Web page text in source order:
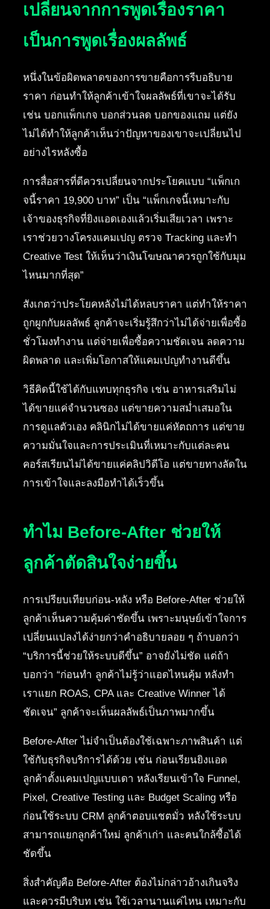
เปลี่ยนจากการพูดเรื่องราคา
เป็นการพูดเรื่องผลลัพธ์
หนึ่งในข้อผิดพลาดของการขายคือการรีบอธิบาย
ราคา ก่อนทำให้ลูกค้าเข้าใจผลลัพธ์ที่เขาจะได้รับ
เช่น บอกแพ็กเกจ บอกส่วนลด บอกของแถม แต่ยัง
ไม่ได้ทำให้ลูกค้าเห็นว่าปัญหาของเขาจะเปลี่ยนไป
อย่างไรหลังซื้อ
การสื่อสารที่ดีควรเปลี่ยนจากประโยคแบบ “แพ็กเก
จนี้ราคา 19,900 บาท” เป็น “แพ็กเกจนี้เหมาะกับ
เจ้าของธุรกิจที่ยิงแอดเองแล้วเริ่มเสียเวลา เพราะ
เราช่วยวางโครงแคมเปญ ตรวจ Tracking และทำ
Creative Test ให้เห็นว่าเงินโฆษณาควรถูกใช้กับมุม
ไหนมากที่สุด”
สังเกตว่าประโยคหลังไม่ได้หลบราคา แต่ทำให้ราคา
ถูกผูกกับผลลัพธ์ ลูกค้าจะเริ่มรู้สึกว่าไม่ได้จ่ายเพื่อซื้อ
ชั่วโมงทำงาน แต่จ่ายเพื่อซื้อความชัดเจน ลดความ
ผิดพลาด และเพิ่มโอกาสให้แคมเปญทำงานดีขึ้น
วิธีคิดนี้ใช้ได้กับแทบทุกธุรกิจ เช่น อาหารเสริมไม่
ได้ขายแค่จำนวนซอง แต่ขายความสม่ำเสมอใน
การดูแลตัวเอง คลินิกไม่ได้ขายแค่หัตถการ แต่ขาย
ความมั่นใจและการประเมินที่เหมาะกับแต่ละคน
คอร์สเรียนไม่ได้ขายแค่คลิปวิดีโอ แต่ขายทางลัดใน
การเข้าใจและลงมือทำได้เร็วขึ้น
ทำไม Before-After ช่วยให้
ลูกค้าตัดสินใจง่ายขึ้น
การเปรียบเทียบก่อน-หลัง หรือ Before-After ช่วยให้
ลูกค้าเห็นความคุ้มค่าชัดขึ้น เพราะมนุษย์เข้าใจการ
เปลี่ยนแปลงได้ง่ายกว่าคำอธิบายลอย ๆ ถ้าบอกว่า
“บริการนี้ช่วยให้ระบบดีขึ้น” อาจยังไม่ชัด แต่ถ้า
บอกว่า “ก่อนทำ ลูกค้าไม่รู้ว่าแอดไหนคุ้ม หลังทำ
เราแยก ROAS, CPA และ Creative Winner ได้
ชัดเจน” ลูกค้าจะเห็นผลลัพธ์เป็นภาพมากขึ้น
Before-After ไม่จำเป็นต้องใช้เฉพาะภาพสินค้า แต่
ใช้กับธุรกิจบริการได้ด้วย เช่น ก่อนเรียนยิงแอด
ลูกค้าตั้งแคมเปญแบบเดา หลังเรียนเข้าใจ Funnel,
Pixel, Creative Testing และ Budget Scaling หรือ
ก่อนใช้ระบบ CRM ลูกค้าตอบแชตมั่ว หลังใช้ระบบ
สามารถแยกลูกค้าใหม่ ลูกค้าเก่า และคนใกล้ซื้อได้
ชัดขึ้น
สิ่งสำคัญคือ Before-After ต้องไม่กล่าวอ้างเกินจริง
และควรมีบริบท เช่น ใช้เวลานานแค่ไหน เหมาะกับ